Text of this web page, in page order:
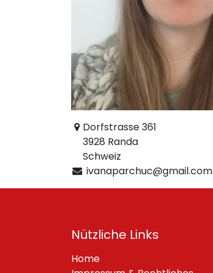
Dorfstrasse 361
3928 Randa
Schweiz
ivanaparchuc@gmail.com
Nützliche Links
Home